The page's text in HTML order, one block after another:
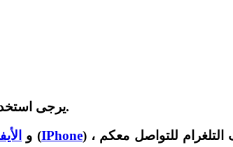
يرجىصحيح حتى يتمكن الفريق الحقوقي من التواصل معكم.
) و (IPhone) ، ويرجى وضع رقم هاتف ضمن خانة هاتف التلغرام للتواصل معكم